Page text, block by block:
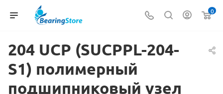
0
204 UCP (Материал
о
товаре
SUCPPL-204-
S1) полимерный
подшипниковый узел